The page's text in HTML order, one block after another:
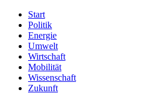
Start
Politik
Energie
Umwelt
Wirtschaft
Mobilität
Wissenschaft
Zukunft